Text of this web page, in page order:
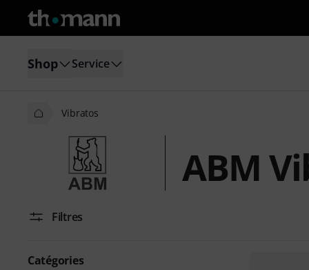
Shop Service
Vibratos
ABM
Filtres
Catégories